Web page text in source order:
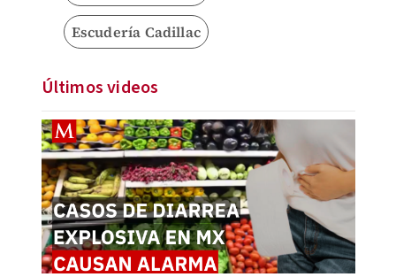
Escudería Cadillac
Últimos videos